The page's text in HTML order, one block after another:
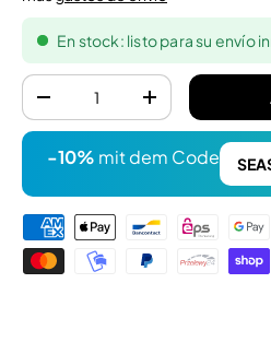
En stock: listo para su envío
Cantidad
-
+
-10% mit dem Code
Formas de pago